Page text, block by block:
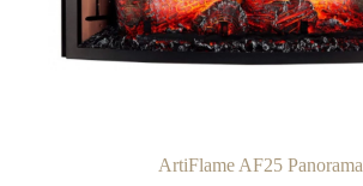
ArtiFlame AF25 Panorama